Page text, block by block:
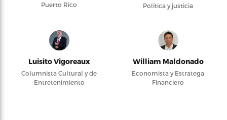
Puerto Rico
Política y justicia
Luisito Vigoreaux
Columnista Cultural y de
Entretenimiento
William Maldonado
Economista y Estratega
Financiero